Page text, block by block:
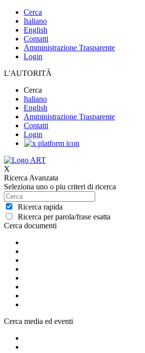
Cerca
Italiano
English
Contatti
Amministrazione Trasparente
Login
L'AUTORITÀ
Cerca
Italiano
English
Amministrazione Trasparente
Contatti
Login
X
Ricerca Avanzata
Seleziona uno o piu criteri di ricerca
Ricerca rapida
Ricerca per parola/frase esatta
Cerca documenti
Cerca media ed eventi